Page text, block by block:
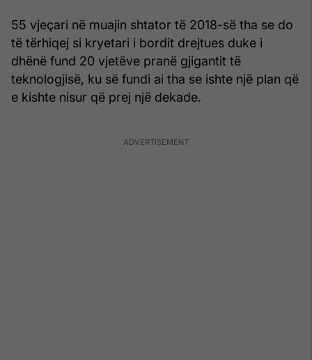
55 vjeçari në muajin shtator të 2018-së tha se do
të tërhiqej si kryetari i bordit drejtues duke i
dhënë fund 20 vjetëve pranë gjigantit të
teknologjisë, ku së fundi ai tha se ishte një plan që
e kishte nisur që prej një dekade.